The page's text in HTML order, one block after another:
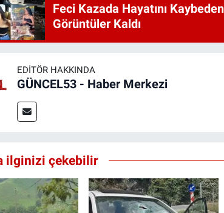
Feci Kazada Hayatını
Görüntüler Kaldı
EDITÖR HAKKINDA
GÜNCEL53 - Haber Merkezi
ilginizi çekebilir